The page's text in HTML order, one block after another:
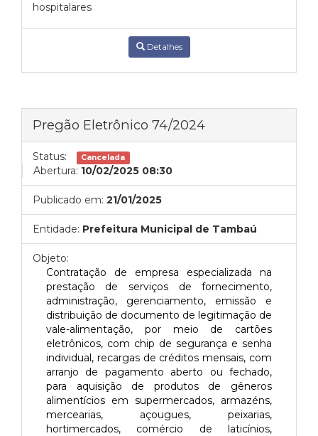
hospitalares
Detalhes
Pregão Eletrônico 74/2024
Status: Cancelada
Abertura: 10/02/2025 08:30
Publicado em: 21/01/2025
Entidade: Prefeitura Municipal de Tambaú
Objeto:
Contratação de empresa especializada na
prestação de serviços de fornecimento,
administração, gerenciamento, emissão e
distribuição de documento de legitimação de
vale-alimentação, por meio de cartões
eletrônicos, com chip de segurança e senha
individual, recargas de créditos mensais, com
arranjo de pagamento aberto ou fechado,
para aquisição de produtos de gêneros
alimentícios em supermercados, armazéns,
mercearias, açougues, peixarias,
hortimercados, comércio de laticínios,